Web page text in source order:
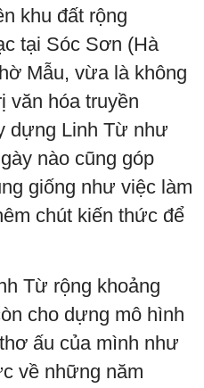
khu đất rộng
tại Sóc Sơn (Hà
Mẫu, vừa là không
văn hóa truyền
dựng Linh Từ như
nào cũng góp
giống như việc làm
chút kiến thức để
Từ rộng khoảng
cho dựng mô hình
ấu của mình như
về những năm